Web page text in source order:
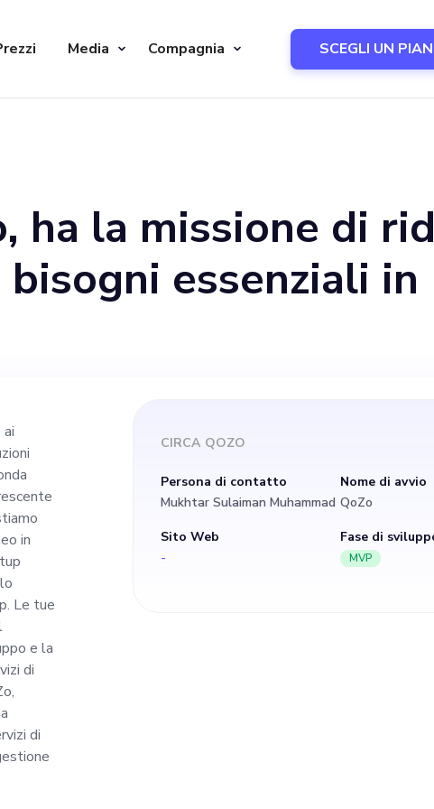
Media Compagnia SCEGLI UN
ha la missione di
essenziali in
comprensione delle
abbiamo assistito
la nostra visione
tangibile. Ora
esperto da
in grado di tenere il
Posizione:
in
Le tue
e la
di
di
CIRCA QOZO
Persona di contatto
Mukhtar Sulaiman Muhammad
Nome di avvio
QoZo
Sito Web
-
Fase di
MVP